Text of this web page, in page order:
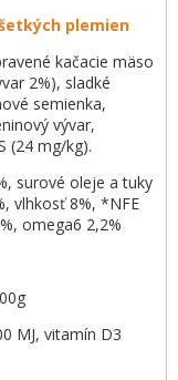
plemien
kačacie mäso
2%), sladké
semienka,
vývar,
(24 mg/kg).
surové oleje a tuky
vlhkosť 8%, *NFE
omega6 2,2%
MJ, vitamín D3